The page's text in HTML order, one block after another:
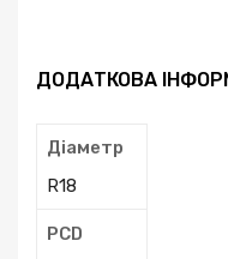
ДОДАТКОВА
Діаметр
R18
PCD